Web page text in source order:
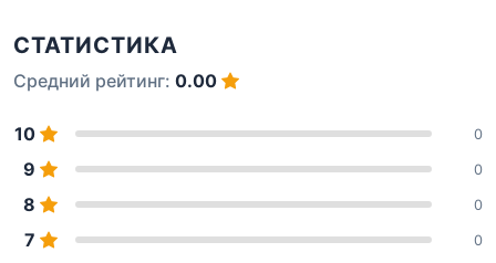
СТАТИСТИКА
Средний рейтинг: 0.00
10 0
9 0
8 0
7 0